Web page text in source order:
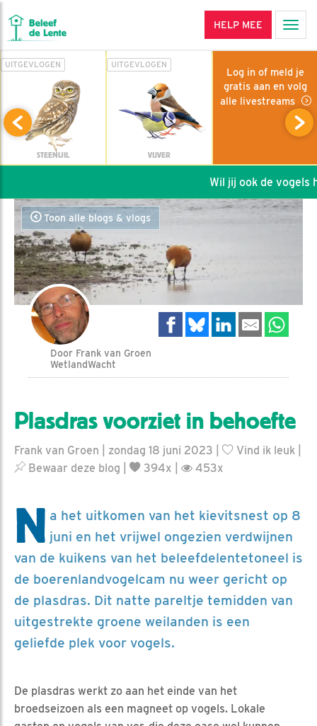
HELP MEE
UITGEVLOGEN
STEENUIL
UITGEVLOGEN
VIJVER
Log in of meld je
gratis aan en volg
alle livestreams
Wil jij ook de vogels
Toon alle blogs & vlogs
Door Frank van Groen
WetlandWacht
Plasdras voorziet in behoefte
Frank van Groen | zondag 18 juni 2023 | Vind ik leuk
Bewaar deze blog
394x | 453x
N a het uitkomen van het kievitsnest op 8
juni en het vrijwel ongezien verdwijnen
van de kuikens van het beleefdelentetoneel is
de boerenlandvogelcam nu weer gericht op
de plasdras. Dit natte pareltje temidden van
uitgestrekte groene weilanden is een
geliefde plek voor vogels.
De plasdras werkt zo aan het einde van het
broedseizoen als een magneet op vogels. Lokale